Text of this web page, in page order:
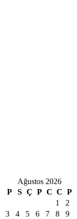
Ağustos 2026
P
S Ç P C C P
1
2
3
4 5 6 7 8
9